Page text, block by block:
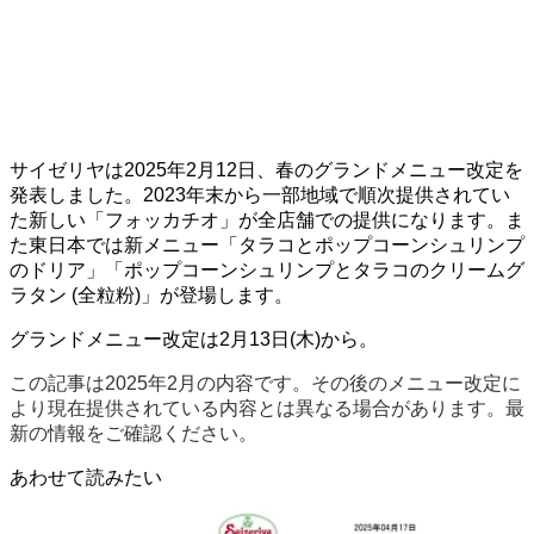
サイゼリヤは2025年2月12日、春のグランドメニュー改定を
発表しました。2023年末から一部地域で順次提供されてい
た新しい「フォッカチオ」が全店舗での提供になります。ま
た東日本では新メニュー「タラコとポップコーンシュリンプ
のドリア」「ポップコーンシュリンプとタラコのクリームグ
ラタン (全粒粉)」が登場します。
グランドメニュー改定は2月13日(木)から。
この記事は2025年2月の内容です。その後のメニュー改定に
より現在提供されている内容とは異なる場合があります。最
新の情報をご確認ください。
あわせて読みたい